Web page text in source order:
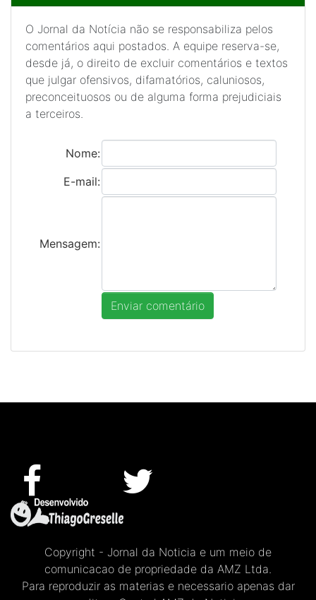
O Jornal da Notícia não se responsabiliza pelos
comentários aqui postados. A equipe reserva-se,
desde já, o direito de excluir comentários e textos
que julgar ofensivos, difamatórios, caluniosos,
preconceituosos ou de alguma forma prejudiciais
a terceiros.
Nome:
E-mail:
Mensagem:
Copyright - Jornal da Noticia e um meio de
comunicacao de propriedade da AMZ Ltda.
Para reproduzir as materias e necessario apenas dar